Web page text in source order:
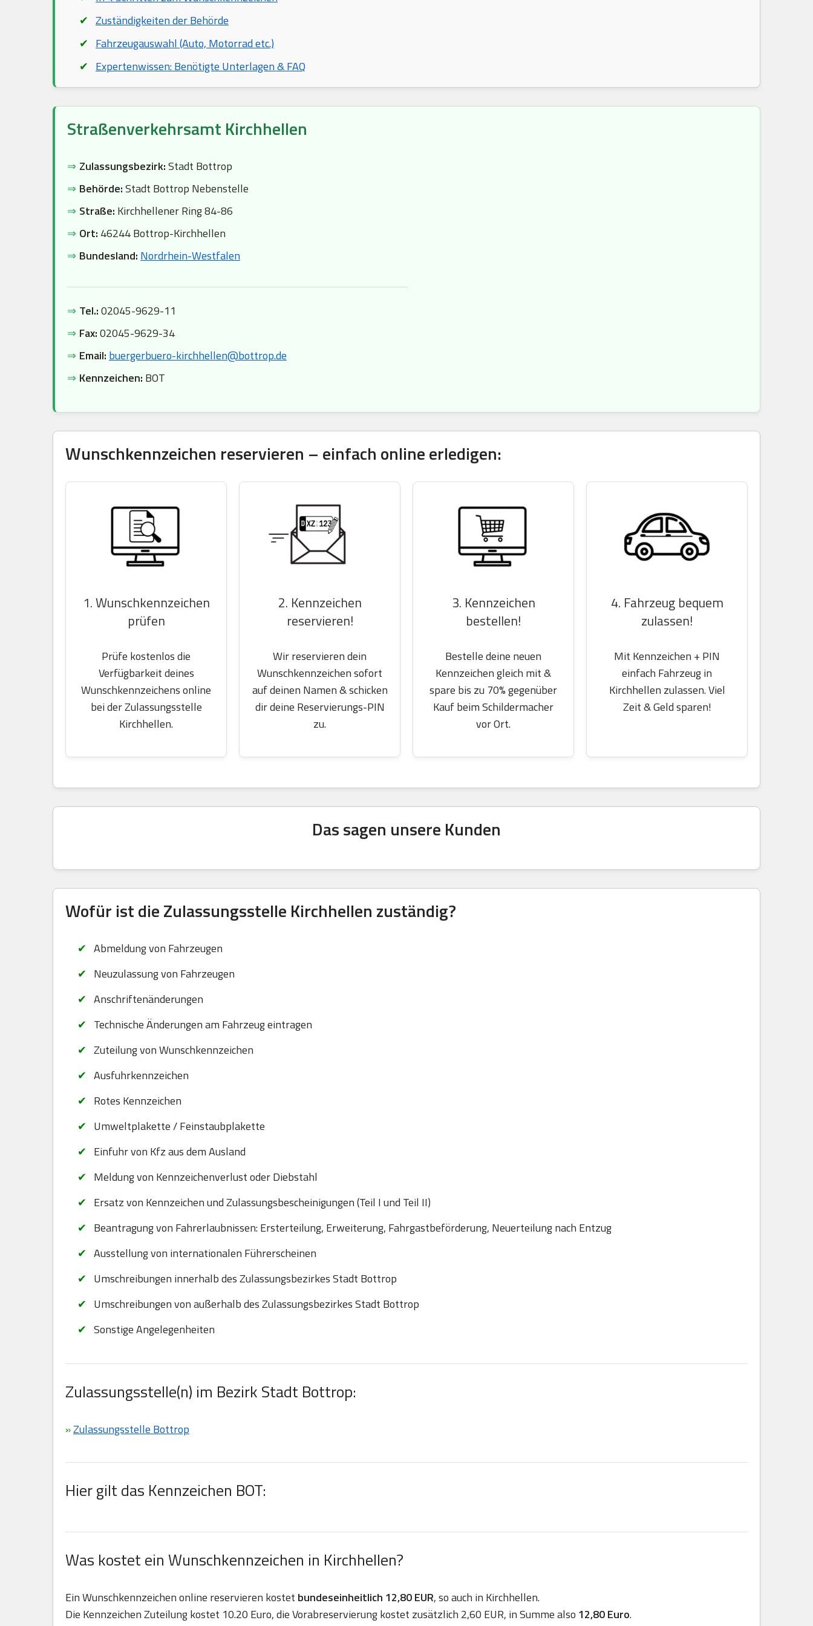
Zuständigkeiten der Behörde
Fahrzeugauswahl (Auto, Motorrad etc.)
Expertenwissen: Benötigte Unterlagen & FAQ
Straßenverkehrsamt Kirchhellen
⇒ Zulassungsbezirk:Stadt Bottrop
⇒ Behörde:Stadt Bottrop Nebenstelle
⇒ Straße: Kirchhellener Ring 84-86
⇒ Ort: 46244 Bottrop-Kirchhellen
⇒ Bundesland: Nordrhein-Westfalen
⇒ Tel.:02045-9629-11
⇒ Fax:02045-9629-34
⇒ Email: buergerbuero-kirchhellen@bottrop.de
⇒ Kennzeichen: BOT
Wunschkennzeichen reservieren – einfach online erledigen:
1. Wunschkennzeichen
prüfen
Prüfe kostenlos die
Verfügbarkeit deines
Wunschkennzeichens online
bei der Zulassungsstelle
Kirchhellen.
2. Kennzeichen
reservieren!
Wir reservieren dein
Wunschkennzeichen sofort
auf deinen Namen & schicken
dir deine Reservierungs-PIN
zu.
3. Kennzeichen
bestellen!
Bestelle deine neuen
Kennzeichen gleich mit &
spare bis zu 70% gegenüber
Kauf beim Schildermacher
vor Ort.
4. Fahrzeug bequem
zulassen!
Mit Kennzeichen + PIN
einfach Fahrzeug in
Kirchhellen zulassen. Viel
Zeit & Geld sparen!
Das sagen unsere Kunden
Wofür ist die Zulassungsstelle Kirchhellen zuständig?
Abmeldung von Fahrzeugen
Neuzulassung von Fahrzeugen
Anschriftenänderungen
Technische Änderungen am Fahrzeug eintragen
Zuteilung von Wunschkennzeichen
Ausfuhrkennzeichen
Rotes Kennzeichen
Umweltplakette / Feinstaubplakette
Einfuhr von Kfz aus dem Ausland
Meldung von Kennzeichenverlust oder Diebstahl
Ersatz von Kennzeichen und Zulassungsbescheinigungen (Teil I und Teil II)
Beantragung von Fahrerlaubnissen: Ersterteilung, Erweiterung, Fahrgastbeförderung, Neuerteilung nach Entzug
Ausstellung von internationalen Führerscheinen
Umschreibungen innerhalb des Zulassungsbezirkes Stadt Bottrop
Umschreibungen von außerhalb des Zulassungsbezirkes Stadt Bottrop
Sonstige Angelegenheiten
Zulassungsstelle(n) im Bezirk Stadt Bottrop:
»Zulassungsstelle Bottrop
Hier gilt das Kennzeichen BOT:
Was kostet ein Wunschkennzeichen in Kirchhellen?
Ein Wunschkennzeichen online reservieren kostet bundeseinheitlich 12,80 EUR, so auch in Kirchhellen.
Die Kennzeichen Zuteilung kostet 10.20 Euro, die Vorabreservierung kostet zusätzlich 2,60 EUR, in Summe also 12,80 Euro.